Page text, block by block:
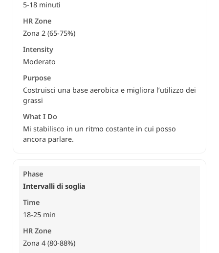
5-18 minuti
Zona 2 (65-75%)
Moderato
Costruisci una base aerobica e migliora l’utilizzo dei
grassi
Mi stabilisco in un ritmo costante in cui posso
ancora parlare.
Intervalli di soglia
18-25 min
Zona 4 (80-88%)